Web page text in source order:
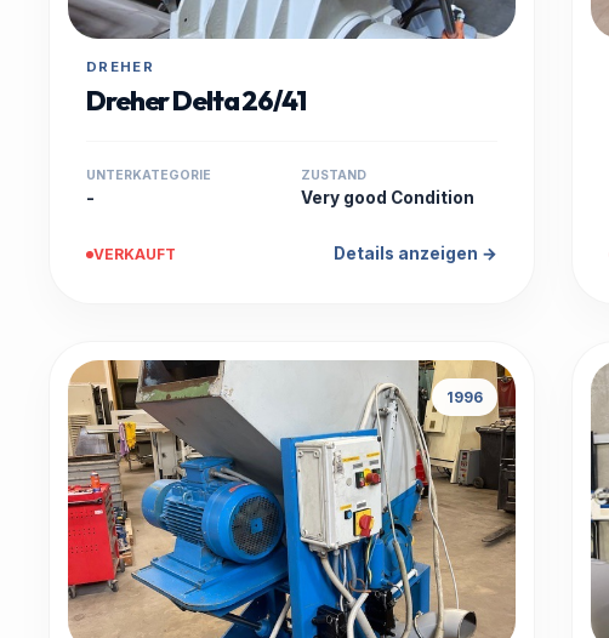
DREHER
Dreher Delta 26/41
UNTERKATEGORIE
-
ZUSTAND
Very good Condition
VERKAUFT Details anzeigen →
1996